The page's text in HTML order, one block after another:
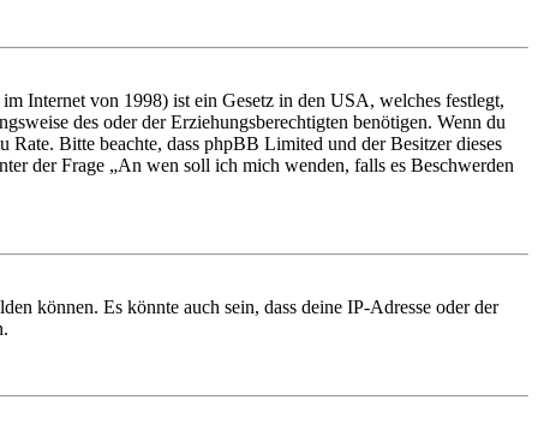
Internet von 1998) ist ein Gesetz in den USA, welches festlegt,
des oder der Erziehungsberechtigten benötigen. Wenn du
Bitte beachte, dass phpBB Limited und der Besitzer dieses
der Frage „An wen soll ich mich wenden, falls es Beschwerden
können. Es könnte auch sein, dass deine IP-Adresse oder der